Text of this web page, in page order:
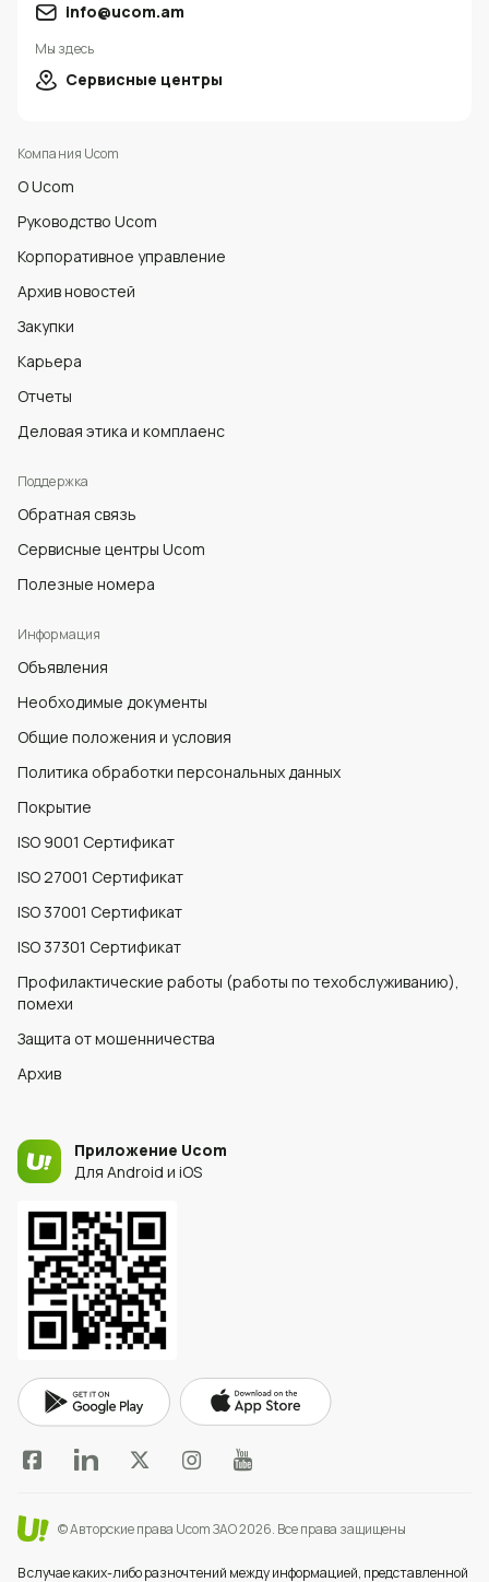
Компания Ucom
О Ucom
Руководство Ucom
Корпоративное управление
Архив новостей
Закупки
Карьера
Отчеты
Деловая этика и комплаенс
Поддержка
Обратная связь
Сервисные центры Ucom
Полезные номера
Информация
Объявления
Необходимые документы
Общие положения и условия
Политика обработки персональных данных
Покрытие
ISO 9001 Сертификат
ISO 27001 Сертификат
ISO 37001 Сертификат
ISO 37301 Сертификат
Профилактические работы (работы по техобслуживанию),
помехи
Защита от мошенничества
Архив
info@ucom.am
Мы здесь
Сервисные центры
Приложение Ucom
Для Android и iOS
© Авторские права Ucom ЗАО 2026. Все права защищены
В случае каких-либо разночтений между информацией, представленной